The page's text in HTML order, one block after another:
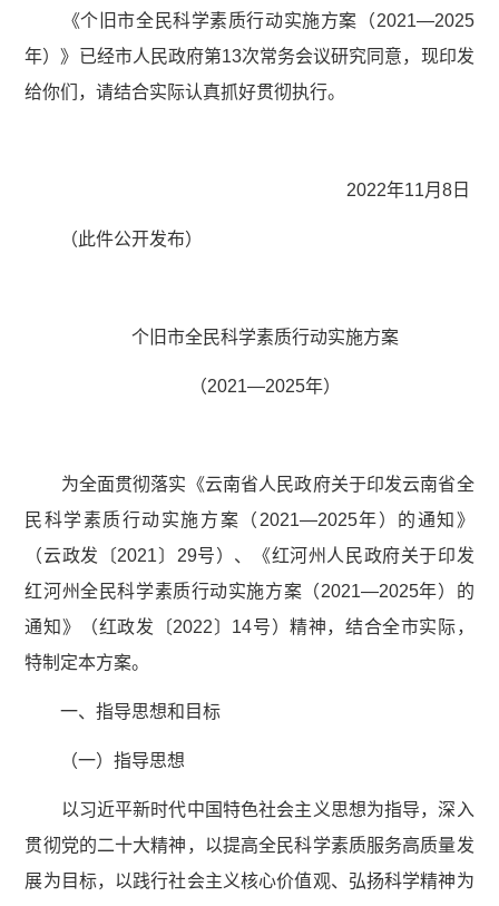
《个旧市全民科学素质行动实施方案（2021—2025
年）》已经市人民政府第13次常务会议研究同意，现印发
给你们，请结合实际认真抓好贯彻执行。
2022年11月8日
（此件公开发布）
个旧市全民科学素质行动实施方案
（2021—2025年）
为全面贯彻落实《云南省人民政府关于印发云南省全
民科学素质行动实施方案（2021—2025年）的通知》
（云政发〔2021〕29号）、《红河州人民政府关于印发
红河州全民科学素质行动实施方案（2021—2025年）的
通知》（红政发〔2022〕14号）精神，结合全市实际，
特制定本方案。
一、指导思想和目标
（一）指导思想
以习近平新时代中国特色社会主义思想为指导，深入
贯彻党的二十大精神，以提高全民科学素质服务高质量发
展为目标，以践行社会主义核心价值观、弘扬科学精神为